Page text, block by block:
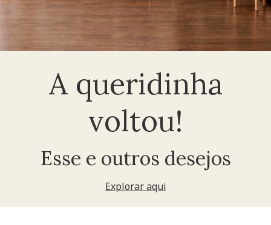
A queridinha
voltou!
Esse e outros desejos
Explorar aqui